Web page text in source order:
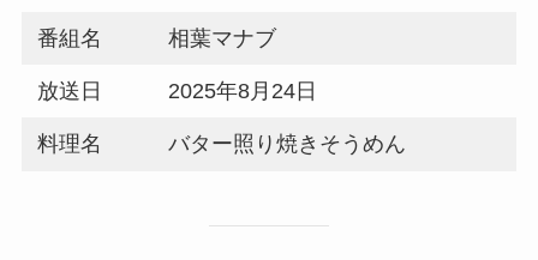
番組名 相葉マナブ
放送日 2025年8月24日
料理名 バター照り焼きそうめん